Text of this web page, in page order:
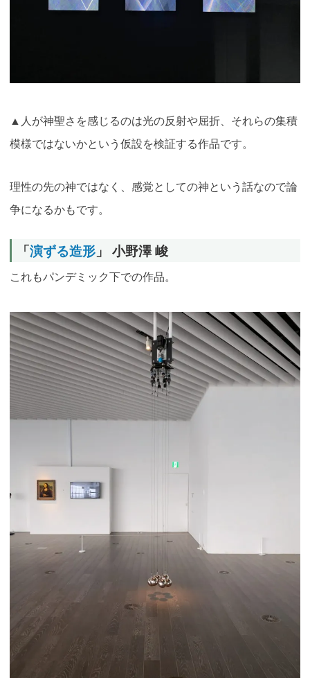
▲人が神聖さを感じるのは光の反射や屈折、それらの集積
模様ではないかという仮設を検証する作品です。
理性の先の神ではなく、感覚としての神という話なので論
争になるかもです。
「演ずる造形」 小野澤 峻
これもパンデミック下での作品。